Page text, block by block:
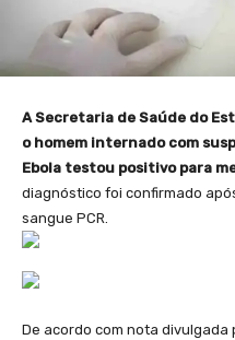
A Secretaria de Saúde do
o homem internado com
Ebola testou positivo para
diagnóstico foi confirmado
sangue PCR.
De acordo com nota